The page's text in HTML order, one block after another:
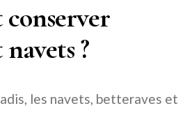
?
les navets, betteraves et